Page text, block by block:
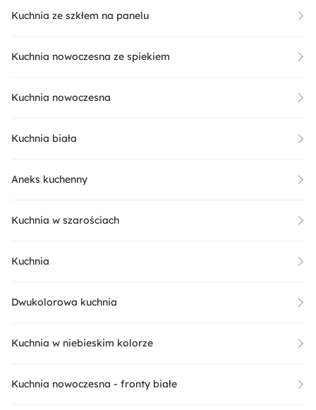
Kuchnia ze szkłem na panelu
Kuchnia nowoczesna ze spiekiem
Kuchnia nowoczesna
Kuchnia biała
Aneks kuchenny
Kuchnia w szarościach
Kuchnia
Dwukolorowa kuchnia
Kuchnia w niebieskim kolorze
Kuchnia nowoczesna - fronty białe